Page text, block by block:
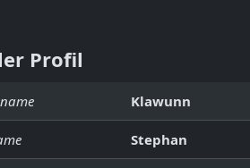
Profil
Klawunn
Stephan